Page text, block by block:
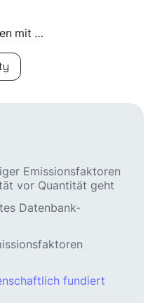
mit …
Emissionsfaktoren
vor Quantität geht
Datenbank-
fundiert